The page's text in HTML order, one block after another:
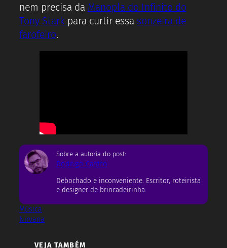
nem precisa da Manopla do Infinito do
Tony Stark para curtir essa sonzeira de
farofeiro.
Sobre a autoria do post:
Rodrigo Castro
Debochado e inconveniente. Escritor, roteirista
e designer de brincadeirinha.
Música
Nirvana
VEJA TAMBÉM